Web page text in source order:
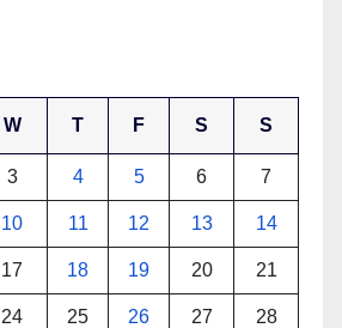
W T F S S
3 4 5 6 7
10 11 12 13 14
17 18 19 20 21
24 25 26 27 28